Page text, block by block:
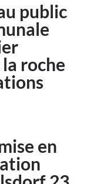
public
roche
en